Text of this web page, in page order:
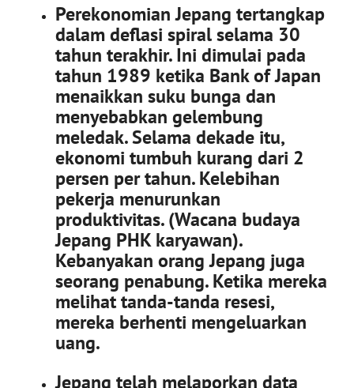
Perekonomian Jepang tertangkap
dalam deflasi spiral selama 30
tahun terakhir. Ini dimulai pada
tahun 1989 ketika Bank of Japan
menaikkan suku bunga dan
menyebabkan gelembung
meledak. Selama dekade itu,
ekonomi tumbuh kurang dari 2
persen per tahun. Kelebihan
pekerja menurunkan
produktivitas. (Wacana budaya
Jepang PHK karyawan).
Kebanyakan orang Jepang juga
seorang penabung. Ketika mereka
melihat tanda-tanda resesi,
mereka berhenti mengeluarkan
uang.
Jepang telah melaporkan data